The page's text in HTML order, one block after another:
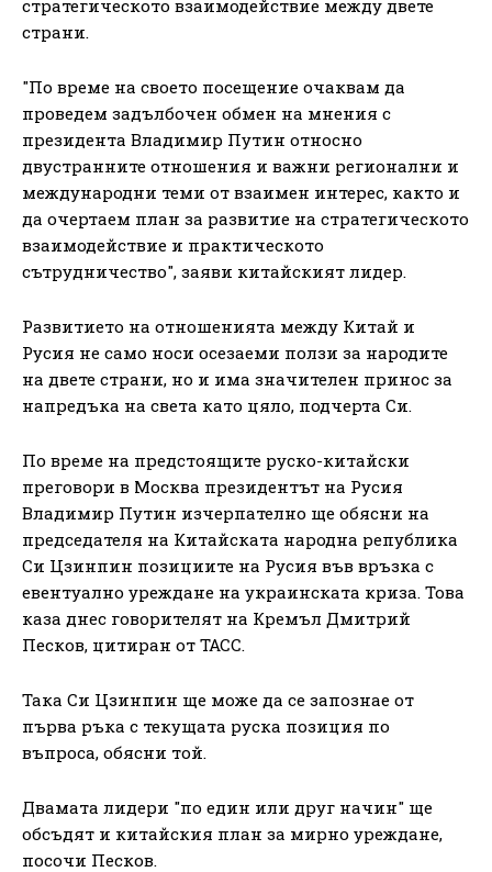
стратегическото взаимодействие между двете
страни.
"По време на своето посещение очаквам да
проведем задълбочен обмен на мнения с
президента Владимир Путин относно
двустранните отношения и важни регионални и
международни теми от взаимен интерес, както и
да очертаем план за развитие на стратегическото
взаимодействие и практическото
сътрудничество", заяви китайският лидер.
Развитието на отношенията между Китай и
Русия не само носи осезаеми ползи за народите
на двете страни, но и има значителен принос за
напредъка на света като цяло, подчерта Си.
По време на предстоящите руско-китайски
преговори в Москва президентът на Русия
Владимир Путин изчерпателно ще обясни на
председателя на Китайската народна република
Си Цзинпин позициите на Русия във връзка с
евентуално уреждане на украинската криза. Това
каза днес говорителят на Кремъл Дмитрий
Песков, цитиран от ТАСС.
Така Си Цзинпин ще може да се запознае от
първа ръка с текущата руска позиция по
въпроса, обясни той.
Двамата лидери "по един или друг начин" ще
обсъдят и китайския план за мирно уреждане,
посочи Песков.